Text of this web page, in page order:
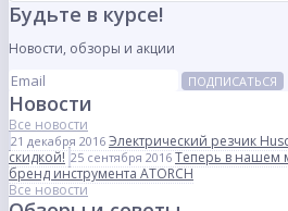
Будьте в курсе!
Новости, обзоры и акции
ПОДПИСАТЬСЯ
Новости
Все новости
21 декабря 2016 Электрический резчик
скидкой! 25 сентября 2016 Теперь в нашем
бренд инструмента ATORCH
Все новости